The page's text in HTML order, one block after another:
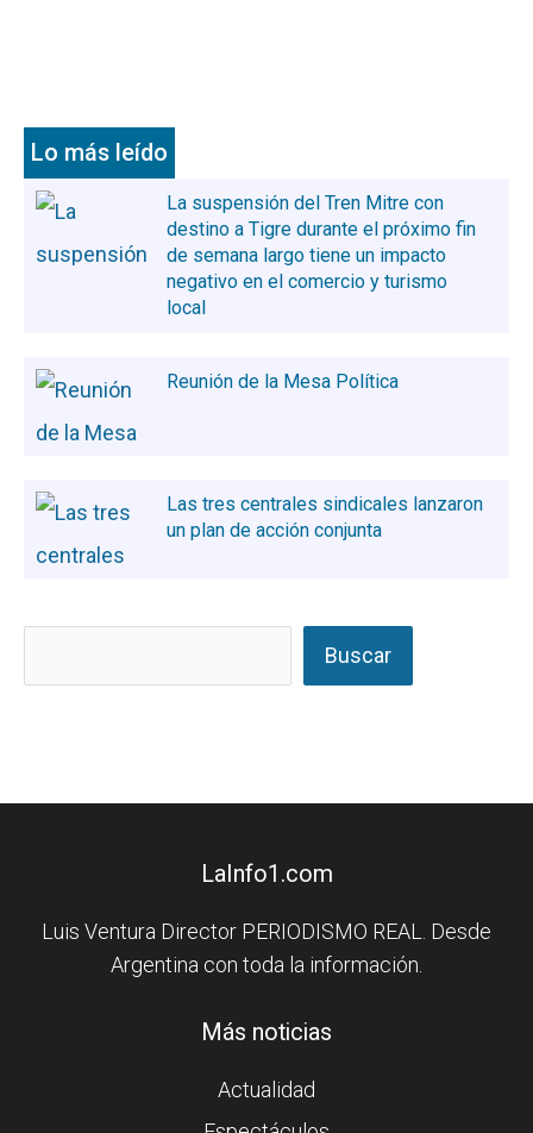
Lo más leído
La suspensión del Tren Mitre con
destino a Tigre durante el próximo fin
de semana largo tiene un impacto
negativo en el comercio y turismo
local
Reunión de la Mesa Política
Las tres centrales sindicales lanzaron
un plan de acción conjunta
Buscar
LaInfo1.com
Luis Ventura Director PERIODISMO REAL. Desde
Argentina con toda la información.
Más noticias
Actualidad